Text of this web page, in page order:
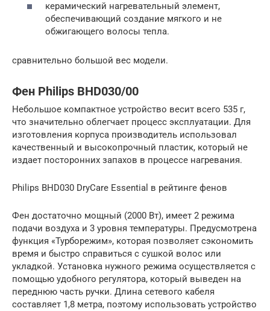
керамический нагревательный элемент,
обеспечивающий создание мягкого и не
обжигающего волосы тепла.
сравнительно большой вес модели.
Фен Philips BHD030/00
Небольшое компактное устройство весит всего 535 г,
что значительно облегчает процесс эксплуатации. Для
изготовления корпуса производитель использовал
качественный и высокопрочный пластик, который не
издает посторонних запахов в процессе нагревания.
Philips BHD030 DryCare Essential в рейтинге фенов
Фен достаточно мощный (2000 Вт), имеет 2 режима
подачи воздуха и 3 уровня температуры. Предусмотрена
функция «Турборежим», которая позволяет сэкономить
время и быстро справиться с сушкой волос или
укладкой. Установка нужного режима осуществляется с
помощью удобного регулятора, который выведен на
переднюю часть ручки. Длина сетевого кабеля
составляет 1,8 метра, поэтому использовать устройство